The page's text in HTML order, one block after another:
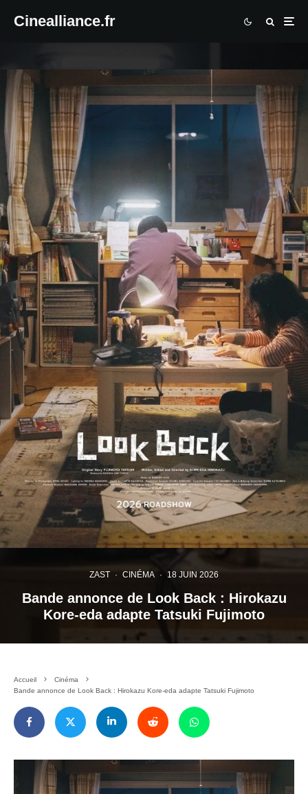
Cinealliance.fr
ZAST · CINÉMA · 18 JUIN 2026
Bande annonce de Look Back : Hirokazu
Kore-eda adapte Tatsuki Fujimoto
Accueil
Cinéma
Bande annonce de Look Back : Hirokazu Kore-eda adapte Tatsuki Fujimoto